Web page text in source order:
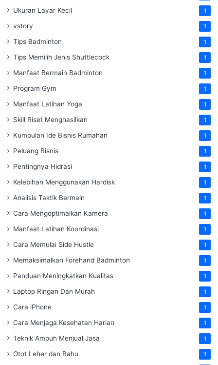
Ukuran Layar Kecil 1
vstory 1
Tips Badminton 1
Tips Memilih Jenis Shuttlecock 1
Manfaat Bermain Badminton 1
Program Gym 1
Manfaat Latihan Yoga 1
Skill Riset Menghasilkan 1
Kumpulan Ide Bisnis Rumahan 1
Peluang Bisnis 1
Pentingnya Hidrasi 1
Kelebihan Menggunakan Hardisk 1
Analisis Taktik Bermain 1
Cara Mengoptimalkan Kamera 1
Manfaat Latihan Koordinasi 1
Cara Memulai Side Hustle 1
Memaksimalkan Forehand Badminton 1
Panduan Meningkatkan Kualitas 1
Laptop Ringan Dan Murah 1
Cara iPhone 1
Cara Menjaga Kesehatan Harian 1
Teknik Ampuh Menjual Jasa 1
Otot Leher dan Bahu 1